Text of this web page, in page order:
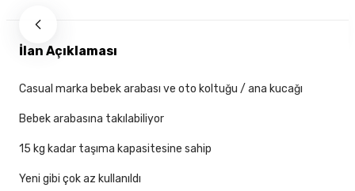
İlan Açıklaması
Casual marka bebek arabası ve oto koltuğu / ana kucağı
Bebek arabasına takılabiliyor
15 kg kadar taşıma kapasitesine sahip
Yeni gibi çok az kullanıldı